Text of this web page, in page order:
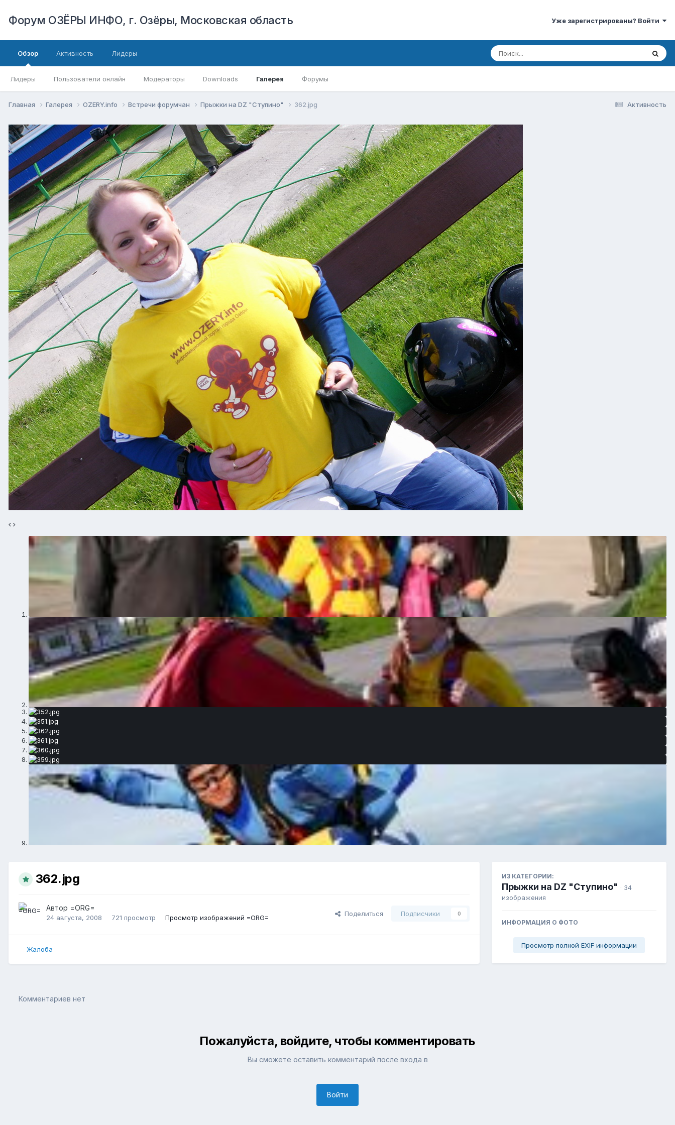
Форум ОЗЁРЫ ИНФО, г. Озёры, Московская область Уже зарегистрированы? Войти
Обзор
Лидеры Пользователи онлайн Модераторы Downloads Галерея Форумы
Активность Лидеры
Активность
Главная Галерея OZERY.info Встречи форумчан Прыжки на DZ "Ступино" 362.jpg
362.jpg
Автор =ORG=
24 августа, 2008 721 просмотр Просмотр изображений =ORG=
Поделиться Подписчики 0
Жалоба
ИЗ КАТЕГОРИИ:
Прыжки на DZ "Ступино" · 34
изображения
ИНФОРМАЦИЯ О ФОТО
Просмотр полной EXIF информации
Комментариев нет
Пожалуйста, войдите, чтобы комментировать
Вы сможете оставить комментарий после входа в
Войти